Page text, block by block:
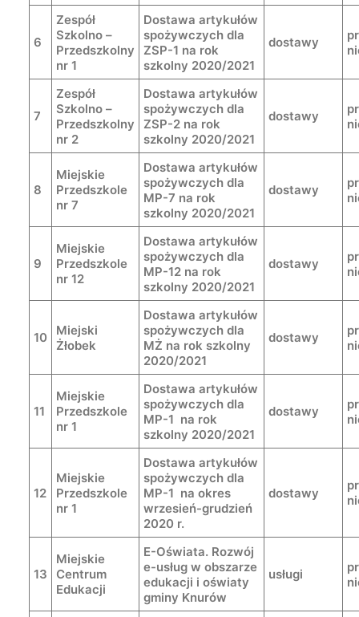
6
Zespół
Szkolno –
Przedszkolny
nr 1
Dostawa artykułów
spożywczych dla
ZSP-1 na rok
szkolny 2020/2021
dostawy
7
Zespół
Szkolno –
Przedszkolny
nr 2
Dostawa artykułów
spożywczych dla
ZSP-2 na rok
szkolny 2020/2021
dostawy
8
Miejskie
Przedszkole
nr 7
Dostawa artykułów
spożywczych dla
MP-7 na rok
szkolny 2020/2021
dostawy
9
Miejskie
Przedszkole
nr 12
Dostawa artykułów
spożywczych dla
MP-12 na rok
szkolny 2020/2021
dostawy
10
Miejski
Żłobek
Dostawa artykułów
spożywczych dla
MŻ na rok szkolny
2020/2021
dostawy
11
Miejskie
Przedszkole
nr 1
Dostawa artykułów
spożywczych dla
MP-1 na rok
szkolny 2020/2021
dostawy
12
Miejskie
Przedszkole
nr 1
Dostawa artykułów
spożywczych dla
MP-1 na okres
wrzesień-grudzień
2020 r.
dostawy
13
Miejskie
Centrum
Edukacji
E-Oświata. Rozwój
e-usług w obszarze
edukacji i oświaty
gminy Knurów
usługi